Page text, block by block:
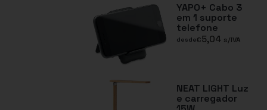
YAPO+ Cabo 3
em 1 suporte
telefone
desde€5,04 s/IVA
NEAT LIGHT Luz
e carregador